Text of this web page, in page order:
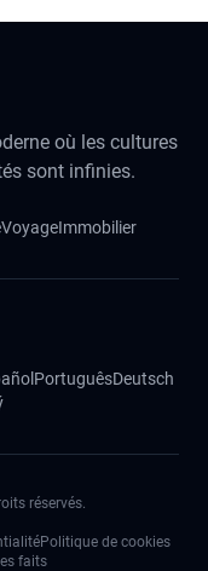
où les cultures
sont infinies.
VoyageImmobilier
PortuguêsDeutsch
réservés.
Politique de cookies
faits